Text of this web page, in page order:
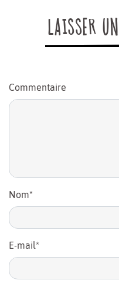
LAISSER
Commentaire
Nom*
E-mail*